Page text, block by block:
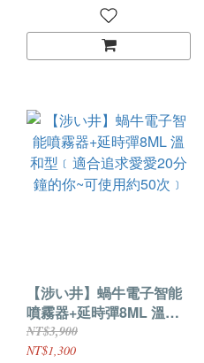
【涉い井】蝸牛電子智能
噴霧器+延時彈8ML 溫和
型﹝適合追求愛愛20分鐘
的你~可使用約50次﹞
NT$3,900
NT$1,300